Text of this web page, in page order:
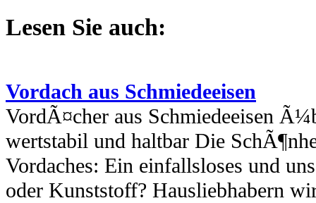
Lesen Sie auch:
Vordach aus Schmiedeeisen
VordÃ¤cher aus Schmiedeeisen
wertstabil und haltbar Die
Vordaches: Ein einfallsloses und
oder Kunststoff? Hausliebhabern